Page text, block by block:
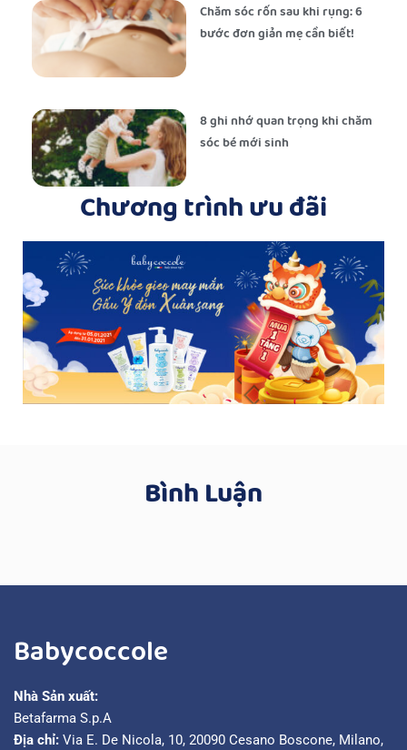
Chăm sóc rốn sau khi rụng: 6
bước đơn giản mẹ cần biết!
8 ghi nhớ quan trọng khi chăm
sóc bé mới sinh
Chương trình ưu đãi
Bình Luận
Babycoccole
Nhà Sản xuất:
Betafarma S.p.A
Địa chỉ: Via E. De Nicola, 10, 20090 Cesano Boscone, Milano,